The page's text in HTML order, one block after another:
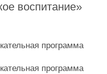
воспитание»
программа
программа